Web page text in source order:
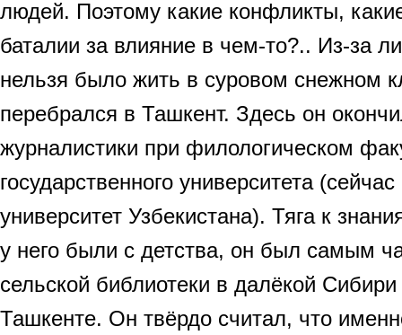
людей. Поэтому какие конфликты,
баталии за влияние в чем-то?.. Из-за
нельзя было жить в суровом снежном
перебрался в Ташкент. Здесь он
журналистики при филологическом
государственного университета
университет Узбекистана). Тяга к
у него были с детства, он был самым
сельской библиотеки в далёкой
Ташкенте. Он твёрдо считал, что